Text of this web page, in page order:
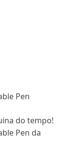
Pen
do tempo!
Pen da